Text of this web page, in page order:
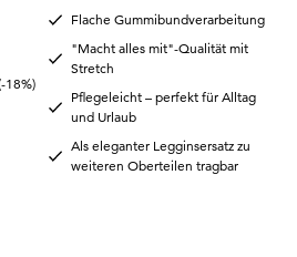
18%)
Flache Gummibundverarbeitung
"Macht alles mit"-Qualität mit
Stretch
Pflegeleicht – perfekt für Alltag
und Urlaub
Als eleganter Legginsersatz zu
weiteren Oberteilen tragbar